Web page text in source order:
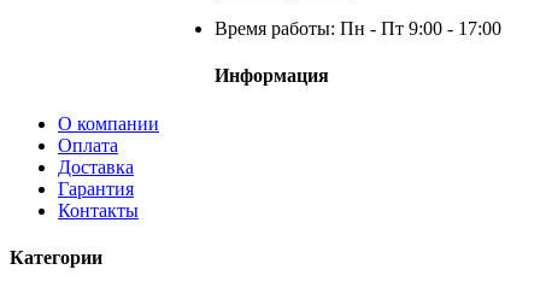
Время работы: Пн - Пт 9:00 - 17:00
Информация
О компании
Оплата
Доставка
Гарантия
Контакты
Категории